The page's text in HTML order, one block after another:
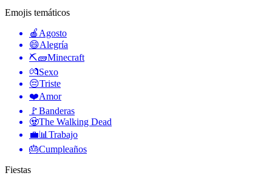
Emojis temáticos
🍎 Agosto
😄Alegría
⛏🧱Minecraft
💏Sexo
😔Triste
❤️Amor
🚩Banderas
🧟The Walking Dead
💼📊 Trabajo
🎂Cumpleaños
Fiestas